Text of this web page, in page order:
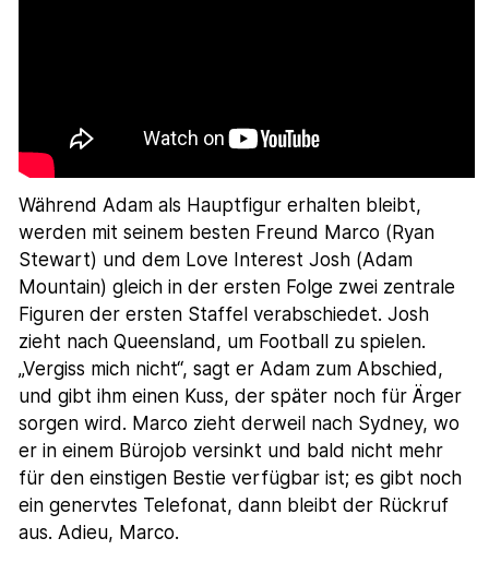
Während Adam als Hauptfigur erhalten bleibt,
werden mit seinem besten Freund Marco (Ryan
Stewart) und dem Love Interest Josh (Adam
Mountain) gleich in der ersten Folge zwei zentrale
Figuren der ersten Staffel verabschiedet. Josh
zieht nach Queensland, um Football zu spielen.
„Vergiss mich nicht“, sagt er Adam zum Abschied,
und gibt ihm einen Kuss, der später noch für Ärger
sorgen wird. Marco zieht derweil nach Sydney, wo
er in einem Bürojob versinkt und bald nicht mehr
für den einstigen Bestie verfügbar ist; es gibt noch
ein genervtes Telefonat, dann bleibt der Rückruf
aus. Adieu, Marco.